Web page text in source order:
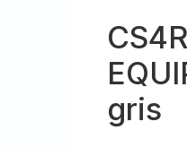
gris